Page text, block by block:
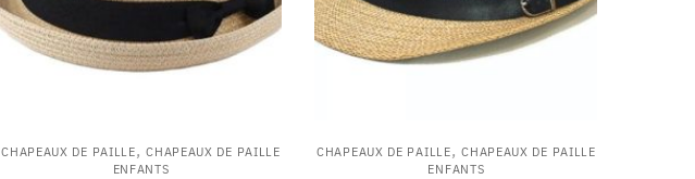
CHAPEAUX DE PAILLE,CHAPEAUX DE PAILLE
ENFANTS
CHAPEAUX DE PAILLE,CHAPEAUX DE PAILLE
ENFANTS